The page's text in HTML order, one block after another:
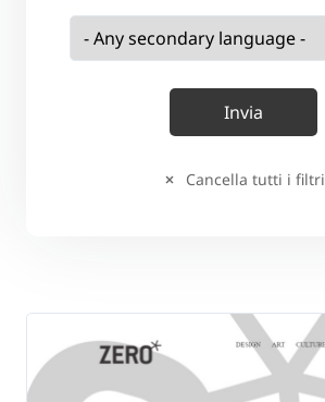
Cancella tutti i filtri